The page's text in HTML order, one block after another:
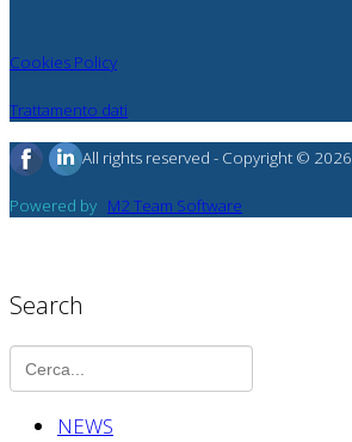
Cookies Policy
Trattamento dati
All rights reserved - Copyright © 2026
Powered by M2 Team Software
Search
NEWS